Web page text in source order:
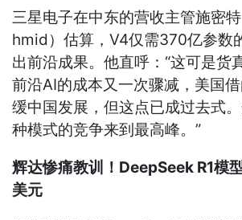
三星电子在中东的营收主管施密
hmid）估算，V4仅需370亿参数
出前沿成果。他直呼：“这可是货
前沿AI的成本又一次骤减，美国
缓中国发展，但这点已成过去式
种模式的竞争来到最高峰。”
辉达惨痛教训！DeepSeek R1模
美元